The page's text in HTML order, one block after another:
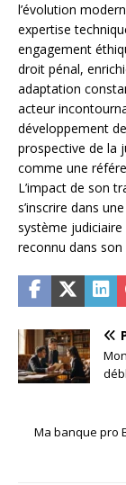
l’évolution
expertise
engagement
droit pénal,
adaptation
acteur
développement
prospective de la
comme une
L’impact de son
s’inscrire dans
système
reconnu dans
Ma banque pro